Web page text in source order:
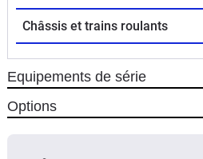
Châssis et trains roulants
Equipements de série
Options